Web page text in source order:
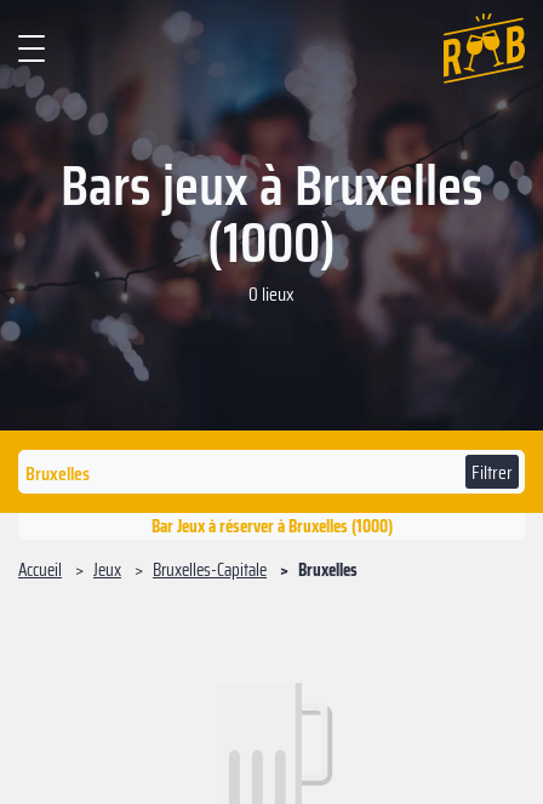
Bars jeux à Bruxelles
(1000)
0 lieux
Filtrer
Bar Jeux à réserver à Bruxelles (1000)
Accueil
Jeux Bruxelles-Capitale Bruxelles